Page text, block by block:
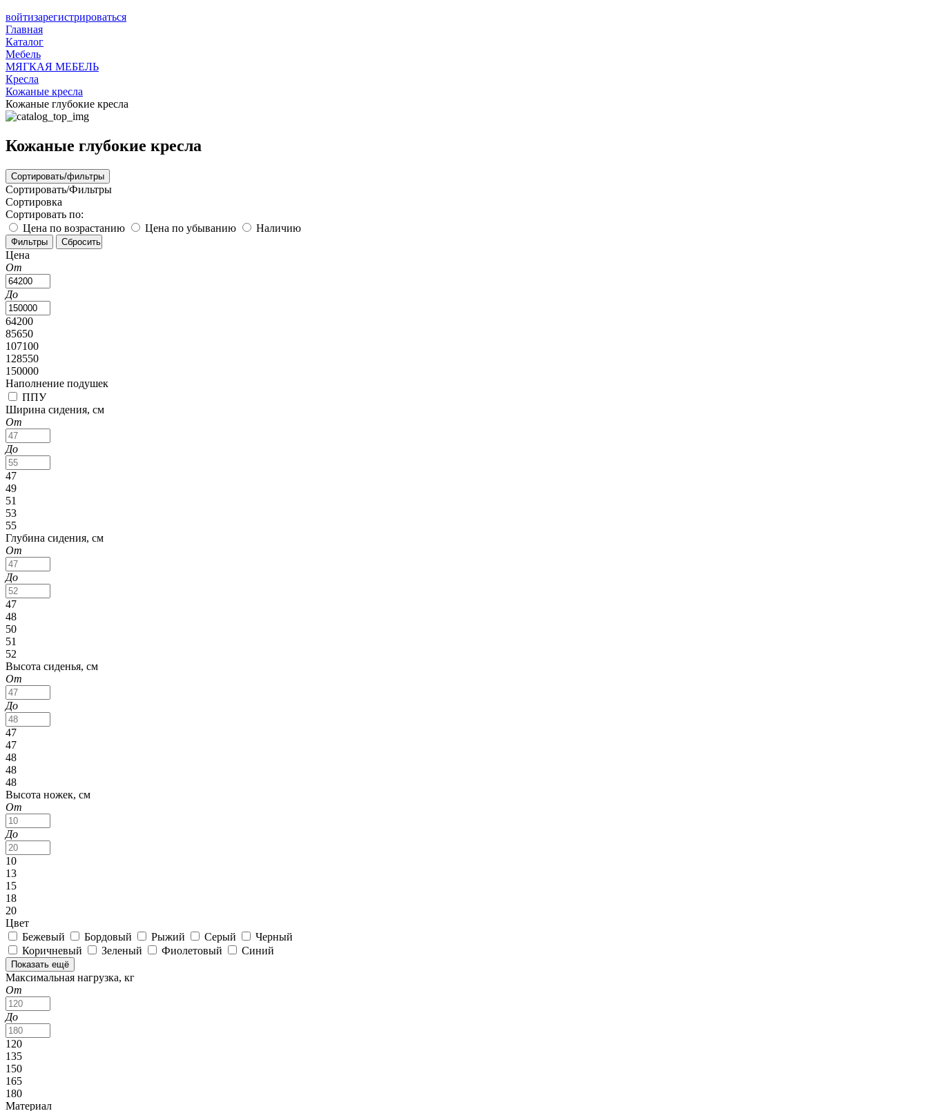
войтизарегистрироваться
Главная
Каталог
Мебель
МЯГКАЯ МЕБЕЛЬ
Кресла
Кожаные кресла
Кожаные глубокие кресла
Кожаные глубокие кресла
Сортировать/фильтры
Сортировать/Фильтры
Сортировка
Сортировать по:
Цена по возрастанию
Цена по убыванию Наличию
Цена
От
До
64200
85650
107100
128550
150000
Наполнение подушек
ППУ
Ширина сидения, см
От
До
47
49
51
53
55
Глубина сидения, см
От
До
47
48
50
51
52
Высота сиденья, см
От
До
47
47
48
48
48
Высота ножек, см
От
До
10
13
15
18
20
Цвет
Бежевый
Бордовый Рыжий Серый
Черный
Коричневый
Зеленый Фиолетовый Синий
Показать ещё
Максимальная нагрузка, кг
От
До
120
135
150
165
180
Материал